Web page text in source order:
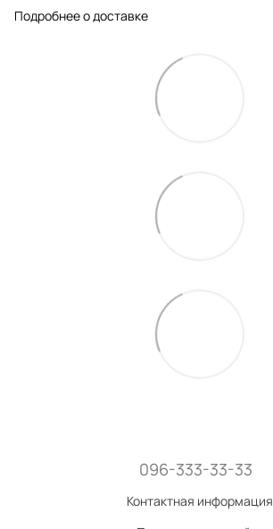
Подробнее о доставке
096-333-33-33
Контактная информация